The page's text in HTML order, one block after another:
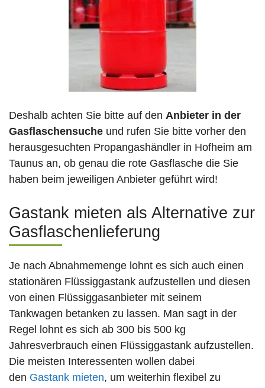
Deshalb achten Sie bitte auf den Anbieter in der
Gasflaschensuche und rufen Sie bitte vorher den
herausgesuchten Propangashändler in Hofheim am
Taunus an, ob genau die rote Gasflasche die Sie
haben beim jeweiligen Anbieter geführt wird!
Gastank mieten als Alternative zur
Gasflaschenlieferung
Je nach Abnahmemenge lohnt es sich auch einen
stationären Flüssiggastank aufzustellen und diesen
von einen Flüssiggasanbieter mit seinem
Tankwagen betanken zu lassen. Man sagt in der
Regel lohnt es sich ab 300 bis 500 kg
Jahresverbrauch einen Flüssiggastank aufzustellen.
Die meisten Interessenten wollen dabei
den Gastank mieten, um weiterhin flexibel zu